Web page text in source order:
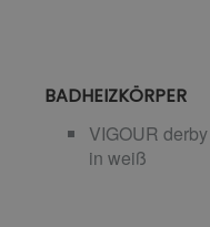
BADHEIZKÖRPER
VIGOUR
in weiß